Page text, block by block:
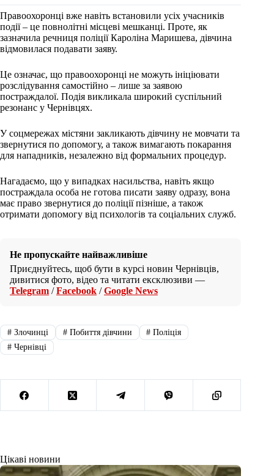
Правоохоронці вже навіть встановили усіх учасників
події – це повнолітні місцеві мешканці. Проте, як
зазначила речниця поліції Кароліна Маришева, дівчина
відмовилася подавати заяву.
Це означає, що правоохоронці не можуть ініціювати
розслідування самостійно – лише за заявою
постраждалої. Подія викликала широкий суспільний
резонанс у Чернівцях.
У соцмережах містяни закликають дівчину не мовчати та
звернутися по допомогу, а також вимагають покарання
для нападників, незалежно від формальних процедур.
Нагадаємо, що у випадках насильства, навіть якщо
постраждала особа не готова писати заяву одразу, вона
має право звернутися до поліції пізніше, а також
отримати допомогу від психологів та соціальних служб.
Не пропускайте найважливіше
Приєднуйтесь, щоб бути в курсі новин Чернівців,
дивитися фото, відео та читати ексклюзиви —
Telegram /Facebook /Google News
#Злочинці #Побиття дівчини # Поліція
#Чернівці
Цікаві новини